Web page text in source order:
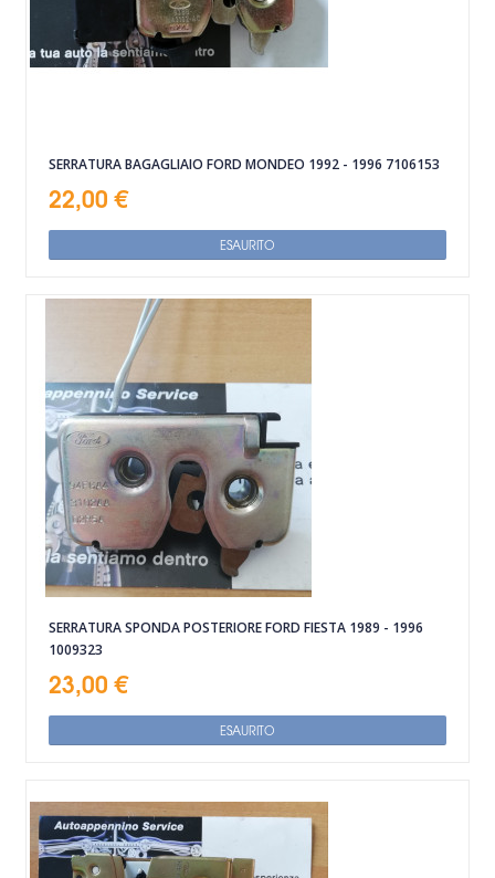
SERRATURA BAGAGLIAIO FORD MONDEO 1992 - 1996 7106153
22,00 €
ESAURITO
SERRATURA SPONDA POSTERIORE FORD FIESTA 1989 - 1996
1009323
23,00 €
ESAURITO